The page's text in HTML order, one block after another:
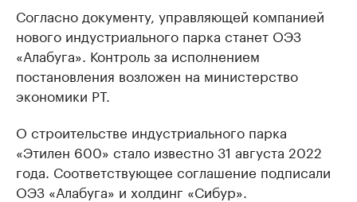
Согласно документу, управляющей компанией
нового индустриального парка станет ОЭЗ
«Алабуга». Контроль за исполнением
постановления возложен на министерство
экономики РТ.
О строительстве индустриального парка
«Этилен 600» стало известно 31 августа 2022
года. Соответствующее соглашение подписали
ОЭЗ «Алабуга» и холдинг «Сибур».